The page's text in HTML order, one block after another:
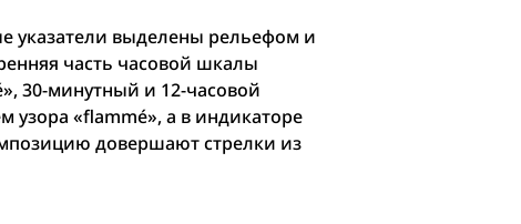
указатели выделены рельефом и
часть часовой шкалы
30-минутный и 12-часовой
узора «flammé», а в индикаторе
довершают стрелки из